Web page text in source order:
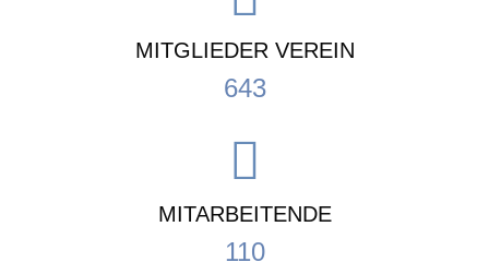
MITGLIEDER VEREIN
643
MITARBEITENDE
110